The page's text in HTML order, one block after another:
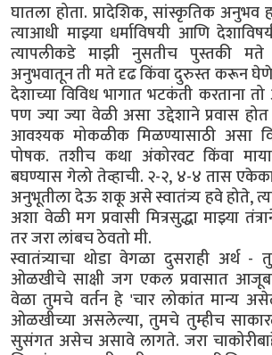
घातला होता. प्रादेशिक, सांस्कृतिक अनुभव
त्याआधी माझ्या धर्माविषयी आणि
त्यापलीकडे माझी नुसतीच पुस्तकी मते
अनुभवातून ती मते दृढ किंवा दुरुस्त करून
देशाच्या विविध भागात भटकंती करताना
पण ज्या ज्या वेळी असा उद्देशाने प्रवास
आवश्यक मोकळीक मिळण्यासाठी असा
पोषक. तशीच कथा अंकोरवट किंवा
बघण्यास गेलो तेव्हाची. २-२, ४-४ तास
अनुभूतीला देऊ शकू असे स्वातंत्र्य हवे होते,
अशा वेळी मग प्रवासी मित्रसुद्धा माझ्या
तर जरा लांबच ठेवतो मी.
स्वातंत्र्याचा थोडा वेगळा दुसराही अर्थ
ओळखीचे साक्षी जग एकल प्रवासात
वेळा तुमचे वर्तन हे 'चार लोकांत मान्य
ओळखीच्या असलेल्या, तुमचे तुम्हीच
सुसंगत असेच असावे लागते. जरा